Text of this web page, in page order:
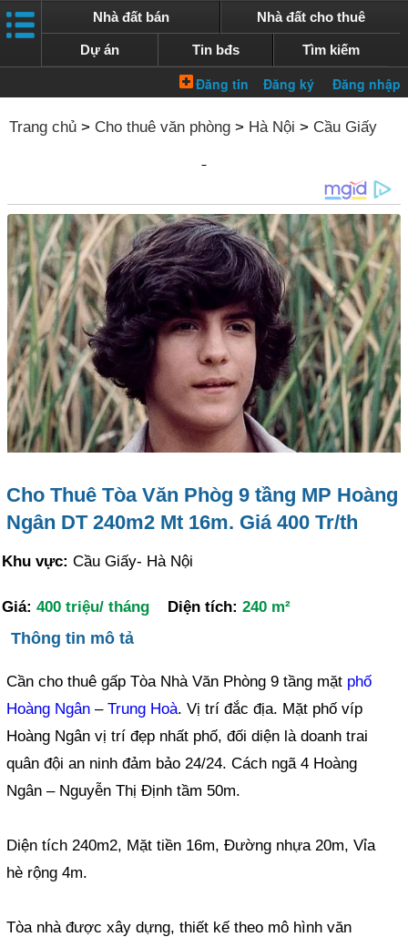
Nhà đất bán Nhà đất cho thuê
Dự án Tin bđs Tìm kiếm
Trang chủ > Cho thuê văn phòng > Hà Nội > Cầu Giấy
Cho Thuê Tòa Văn Phòg 9 tầng MP Hoàng
Ngân DT 240m2 Mt 16m. Giá 400 Tr/th
Khu vực: Cầu Giấy- Hà Nội
Giá:400 triệu/ tháng Diện tích:240 m²
Thông tin mô tả
Cần cho thuê gấp Tòa Nhà Văn Phòng 9 tầng mặt phố
Hoàng Ngân –Trung Hoà. Vị trí đắc địa. Mặt phố víp
Hoàng Ngân vị trí đẹp nhất phố, đối diện là doanh trai
quân đội an ninh đảm bảo 24/24. Cách ngã 4 Hoàng
Ngân – Nguyễn Thị Định tầm 50m.
Diện tích 240m2, Mặt tiền 16m, Đường nhựa 20m, Vỉa
hè rộng 4m.
Tòa nhà được xây dựng, thiết kế theo mô hình văn